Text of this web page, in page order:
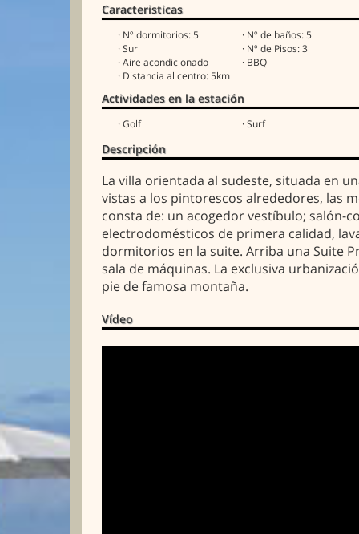
Caracteristicas
· Nº dormitorios: 5
· Nº de baños: 5
· Sur
· Nº de Pisos: 3
· Aire acondicionado
· BBQ
· Distancia al centro: 5km
Actividades en la estación
· Golf · Surf
Descripción
La villa orientada al sudeste, situada en
vistas a los pintorescos alrededores, las
consta de: un acogedor vestíbulo; salón-
electrodomésticos de primera calidad,
dormitorios en la suite. Arriba una Suite
sala de máquinas. La exclusiva
pie de famosa montaña.
Vídeo